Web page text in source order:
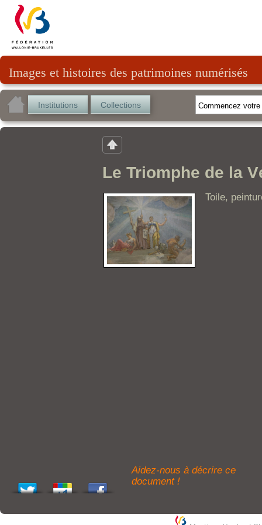
Images et histoires des patrimoines numérisés
Institutions Collections
Le Triomphe de la
Toile,
Aidez-nous à décrire ce
document !